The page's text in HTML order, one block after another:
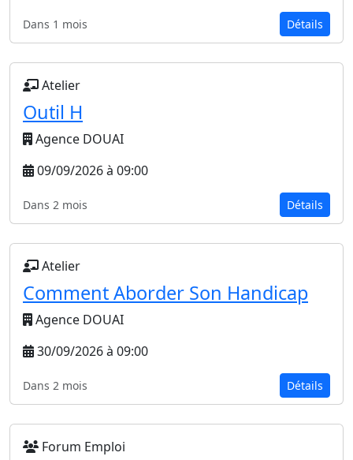
Dans 1 mois Détails
Atelier
Outil H
Agence DOUAI
09/09/2026 à 09:00
Dans 2 mois Détails
Atelier
Comment Aborder Son Handicap
Agence DOUAI
30/09/2026 à 09:00
Dans 2 mois Détails
Forum Emploi